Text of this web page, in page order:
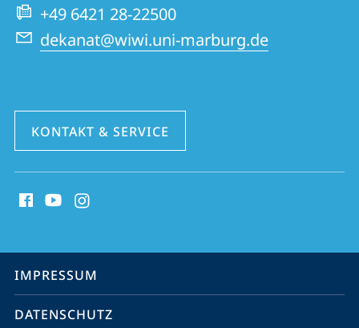
+49 6421 28-22500
dekanat@wiwi.uni-marburg.de
KONTAKT & SERVICE
Media
Service-
Navigation
IMPRESSUM
DATENSCHUTZ